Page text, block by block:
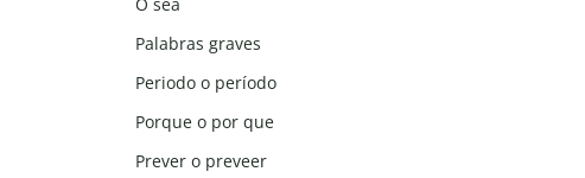
Palabras graves
Periodo o período
Porque o por que
Prever o preveer